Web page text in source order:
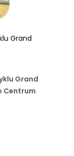
Grand
Grand
Centrum